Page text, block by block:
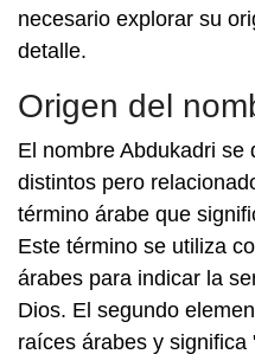
necesario explorar su
detalle.
Origen del
El nombre Abdukadri se
distintos pero
término árabe que
Este término se utiliza
árabes para indicar la
Dios. El segundo
raíces árabes y